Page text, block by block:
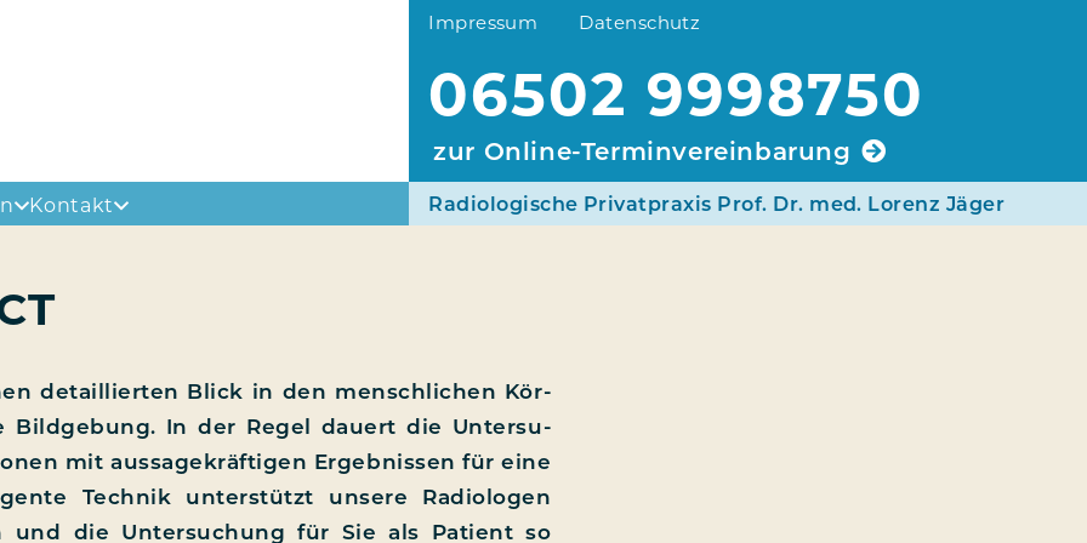
Impressum Datenschutz
06502 9998750
zur Online-Terminvereinbarung
Kontakt Radiologische Privatpraxis Prof. Dr. med. Lorenz Jäger
detail­lier­ten Blick in den mensch­li­chen Kör­
Bild­ge­bung. In der Regel dau­ert die Unter­su­
mit aus­sa­ge­kräf­ti­gen Ergeb­nis­sen für eine
Tech­nik unter­stützt unse­re Radio­lo­gen
und die Unter­su­chung für Sie als Pati­ent so